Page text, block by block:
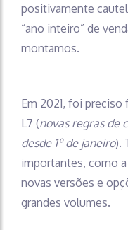
positivamente
“ano inteiro” de
montamos.
Em 2021, foi preciso
L7 (novas regras de
desde 1º de janeiro).
importantes, como a
novas versões e
grandes volumes.